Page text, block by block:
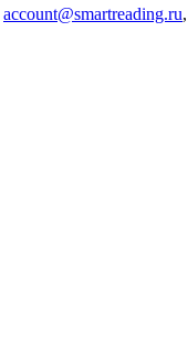
account@smartreading.ru